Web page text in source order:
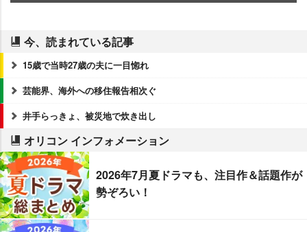
今、読まれている記事
15歳で当時27歳の夫に一目惚れ
芸能界、海外への移住報告相次ぐ
井手らっきょ、被災地で炊き出し
オリコン インフォメーション
2026年7月夏ドラマも、注目作＆話題作が
勢ぞろい！